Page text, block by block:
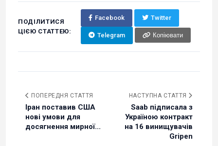
ПОДІЛИТИСЯ
ЦІЄЮ СТАТТЕЮ:
Facebook Twitter
Telegram Копіювати
ПОПЕРЕДНЯ СТАТТЯ
Іран поставив США
нові умови для
досягнення мирної...
НАСТУПНА СТАТТЯ
Saab підписала з
Україною контракт
на 16 винищувачів
Gripen